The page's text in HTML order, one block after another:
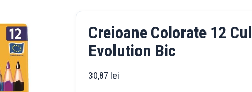
Creioane Colorate 12
Evolution Bic
30,87 lei